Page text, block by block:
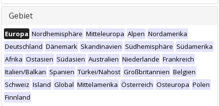
Gebiet
Europa Nordhemisphäre Mitteleuropa Alpen Nordamerika
Deutschland Dänemark Skandinavien Südhemisphäre Südamerika
Afrika Ostasien Südasien Australien Niederlande Frankreich
Italien/Balkan Spanien Türkei/Nahost Großbritannien Belgien
Schweiz Island Global Mittelamerika Österreich Osteuropa Polen
Finnland